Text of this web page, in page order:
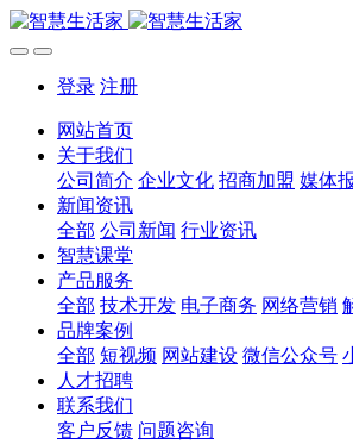
登录 注册
网站首页
关于我们
公司简介 企业文化 招商加盟 媒体
新闻资讯
全部 公司新闻 行业资讯
智慧课堂
产品服务
全部 技术开发 电子商务 网络营销
品牌案例
全部 短视频 网站建设 微信公众号
人才招聘
联系我们
客户反馈 问题咨询